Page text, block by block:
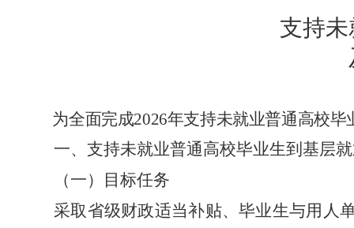
支持
为全面完成2026年支持未就业普通高校
一、 支持未就业普通高校毕业生到基层
（一）
目标任务
采取省级财政适当补贴、毕业生与用人